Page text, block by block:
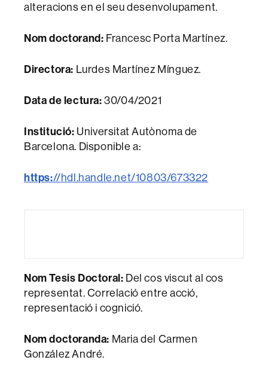
alteracions en el seu desenvolupament.
Nom doctorand: Francesc Porta Martínez.
Directora: Lurdes Martínez Mínguez.
Data de lectura: 30/04/2021
Institució: Universitat Autònoma de
Barcelona. Disponible a:
https://hdl.handle.net/10803/673322
Nom Tesis Doctoral: Del cos viscut al cos
representat. Correlació entre acció,
representació i cognició.
Nom doctoranda: Maria del Carmen
González André.